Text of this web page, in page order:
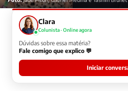
Clara
Colunista · Online agora
Dúvidas sobre essa matéria?
Fale comigo que explico 💬
Iniciar